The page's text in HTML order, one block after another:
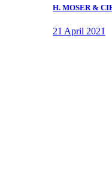
H. MOSER &
21 April 2021